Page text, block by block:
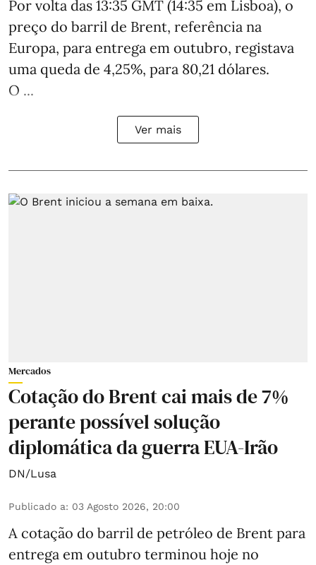
Por volta das 13:35 GMT (14:35 em Lisboa), o
preço do barril de Brent, referência na
Europa, para entrega em outubro, registava
uma queda de 4,25%, para 80,21 dólares.
O ...
Ver mais
Mercados
Cotação do Brent cai mais de 7%
perante possível solução
diplomática da guerra EUA-Irão
DN/Lusa
Publicado a: 03 Agosto 2026, 20:00
A cotação do barril de petróleo de Brent para
entrega em outubro terminou hoje no